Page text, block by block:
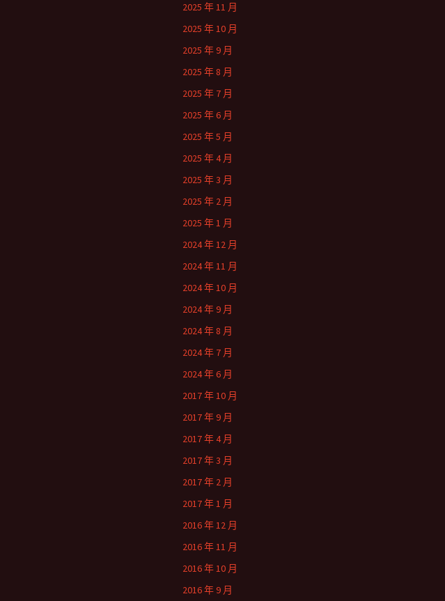
2025 年 11 月
2025 年 10 月
2025 年 9 月
2025 年 8 月
2025 年 7 月
2025 年 6 月
2025 年 5 月
2025 年 4 月
2025 年 3 月
2025 年 2 月
2025 年 1 月
2024 年 12 月
2024 年 11 月
2024 年 10 月
2024 年 9 月
2024 年 8 月
2024 年 7 月
2024 年 6 月
2017 年 10 月
2017 年 9 月
2017 年 4 月
2017 年 3 月
2017 年 2 月
2017 年 1 月
2016 年 12 月
2016 年 11 月
2016 年 10 月
2016 年 9 月